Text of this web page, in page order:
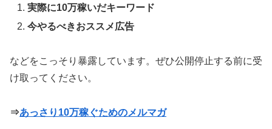
実際に10万稼いだキーワード
今やるべきおススメ広告
などをこっそり暴露しています。ぜひ公開停止する前に受
け取ってください。
⇒あっさり10万稼ぐためのメルマガ